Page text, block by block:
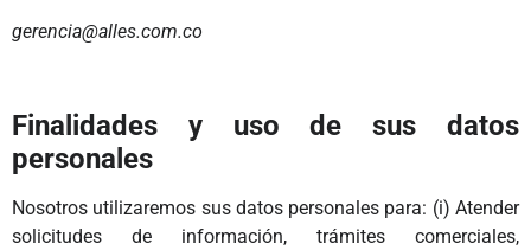
gerencia@alles.com.co
Finalidades y uso de sus datos
personales
Nosotros utilizaremos sus datos personales para: (i) Atender
solicitudes de información, trámites comerciales,